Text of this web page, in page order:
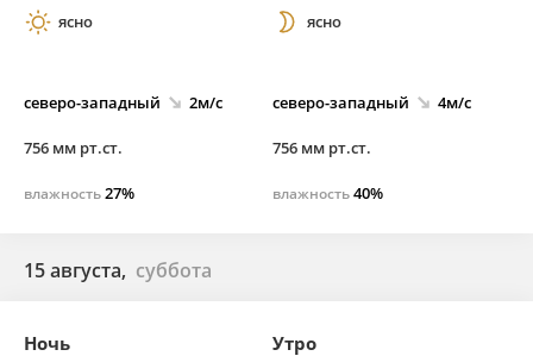
ясно
северо-западный 2м/с
756 мм рт.ст.
влажность27%
ясно
северо-западный 4м/с
756 мм рт.ст.
влажность40%
15 августа, суббота
Ночь Утро